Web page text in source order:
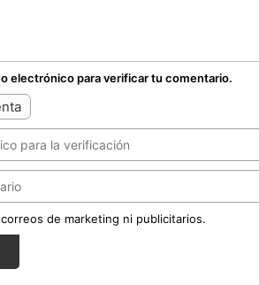
electrónico para verificar tu comentario.
de marketing ni publicitarios.